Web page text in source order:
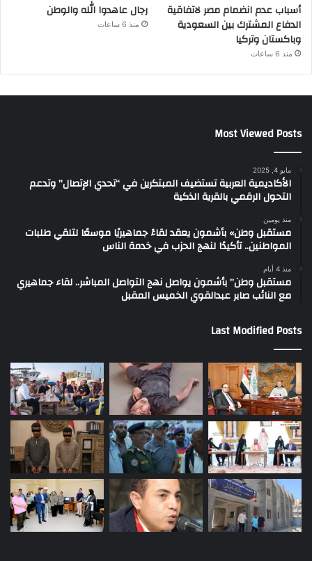
أسباب عدم انضمام مصر لاتفاقية
الدفاع المشترك بين السعودية
وباكستان وتركيا
منذ 6 ساعات
رجال عاهدوا الله والوطن
منذ 6 ساعات
Most Viewed Posts
مايو 4, 2025
الأكاديمية العربية تستضيف المبتكرين في “تحدي الإتصال” وتدعم
التحول الرقمي بالقرية الذكية
منذ يومين
مستقبل وطن» بأشمون يعقد لقاءً جماهيريًا موسعًا لتلقي طلبات
المواطنين.. تأكيدًا لنهج الحزب في خدمة الناس
منذ 4 أيام
مستقبل وطن” بأشمون يواصل نهج التواصل المباشر.. لقاء جماهيري
مع النائب صابر عبدالقوي الخميس المقبل
Last Modified Posts